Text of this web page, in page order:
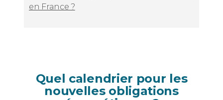
en France ?
Quel calendrier pour les
nouvelles obligations